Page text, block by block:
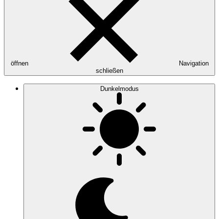
öffnen
Navigation
schließen
Dunkelmodus